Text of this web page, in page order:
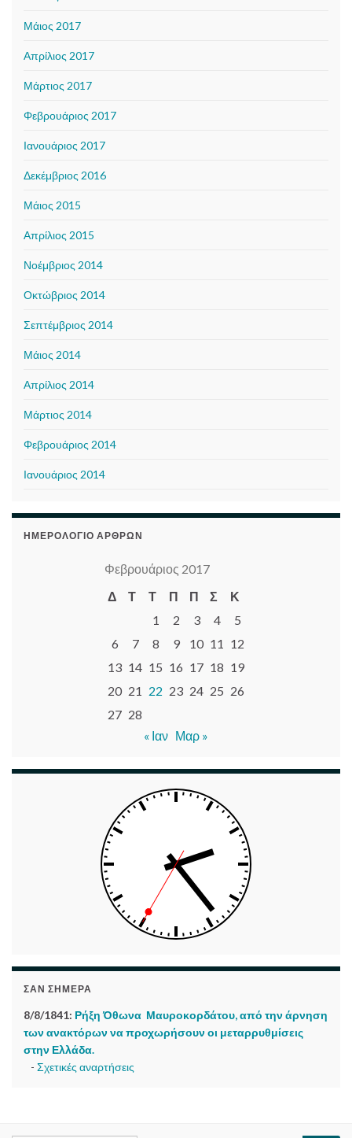
Μάιος 2017
Απρίλιος 2017
Μάρτιος 2017
Φεβρουάριος 2017
Ιανουάριος 2017
Δεκέμβριος 2016
Μάιος 2015
Απρίλιος 2015
Νοέμβριος 2014
Οκτώβριος 2014
Σεπτέμβριος 2014
Μάιος 2014
Απρίλιος 2014
Μάρτιος 2014
Φεβρουάριος 2014
Ιανουάριος 2014
ΗΜΕΡΟΛΌΓΙΟ ΆΡΘΡΩΝ
Φεβρουάριος 2017
Δ
Τ Τ Π Π Σ
Κ
1
2 3 4
5
6
7 8 9 10 11 12
13 14 15 16 17 18 19
20 21 22 23 24 25 26
27 28
« Ιαν Μαρ »
ΣΑΝ ΣΉΜΕΡΑ
8/8/1841: Ρήξη Όθωνα  Μαυροκορδάτου, από την άρνηση
των ανακτόρων να προχωρήσουν οι μεταρρυθμίσεις
στην Ελλάδα.
- Σχετικές αναρτήσεις